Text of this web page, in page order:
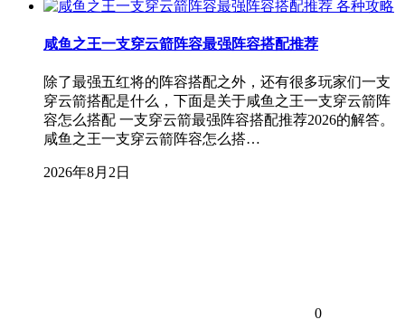
各种攻略
咸鱼之王一支穿云箭阵容最强阵容搭配推荐
除了最强五红将的阵容搭配之外，还有很多玩家们一支
穿云箭搭配是什么，下面是关于咸鱼之王一支穿云箭阵
容怎么搭配 一支穿云箭最强阵容搭配推荐2026的解答。
咸鱼之王一支穿云箭阵容怎么搭…
2026年8月2日
0